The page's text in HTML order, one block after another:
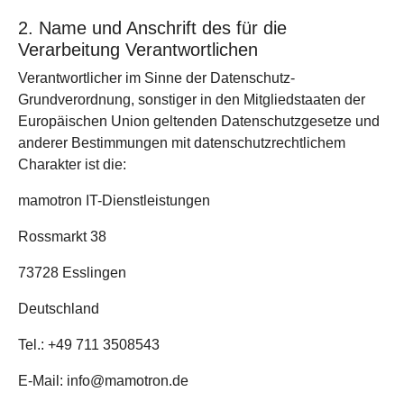
2. Name und Anschrift des für die
Verarbeitung Verantwortlichen
Verantwortlicher im Sinne der Datenschutz-
Grundverordnung, sonstiger in den Mitgliedstaaten der
Europäischen Union geltenden Datenschutzgesetze und
anderer Bestimmungen mit datenschutzrechtlichem
Charakter ist die:
mamotron IT-Dienstleistungen
Rossmarkt 38
73728 Esslingen
Deutschland
Tel.: +49 711 3508543
E-Mail: info@mamotron.de